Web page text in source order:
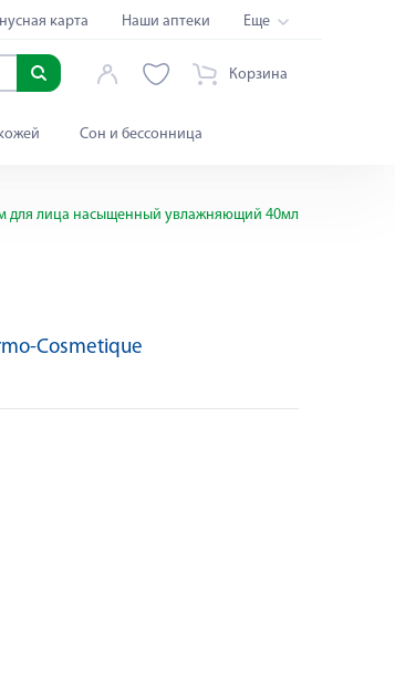
карта Наши аптеки Еще
Корзина
Сон и бессонница
для лица насыщенный увлажняющий 40мл
Яндекс Сплит
Cosmetique